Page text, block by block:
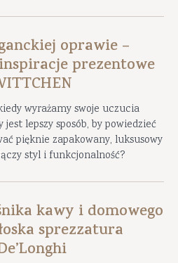
oprawie –
prezentowe
wyrażamy swoje uczucia
jest lepszy sposób, by powiedzieć
pięknie zapakowany, luksusowy
styl i funkcjonalność?
kawy i domowego
sprezzatura